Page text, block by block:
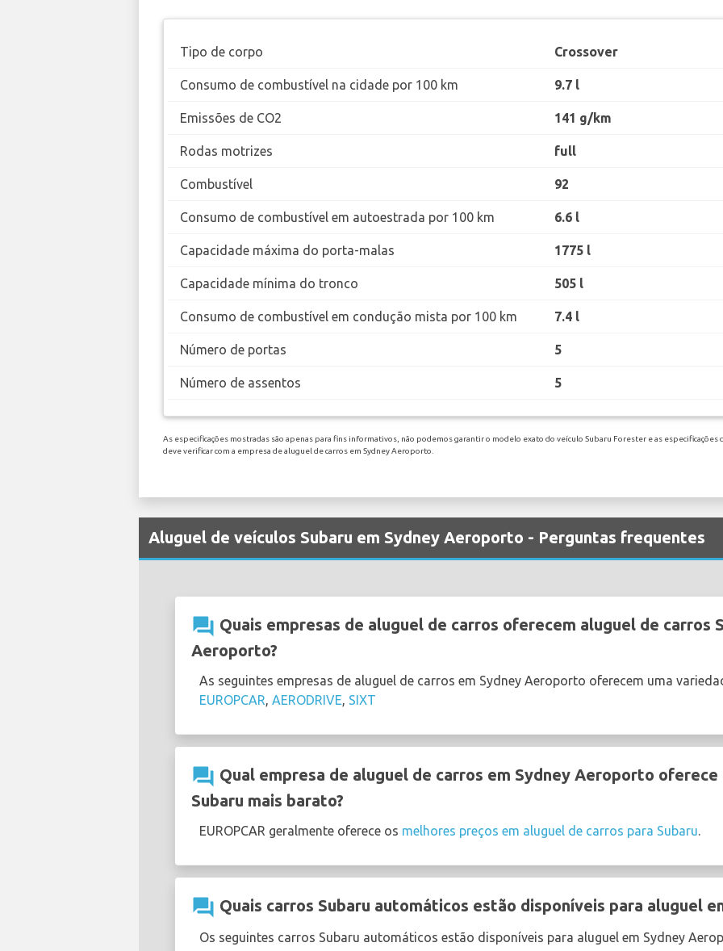
Tipo de corpo Crossover
Consumo de combustível na cidade por 100 km 9.7 l
Emissões de CO2 141 g/km
Rodas motrizes full
Combustível 92
Consumo de combustível em autoestrada por 100 km 6.6 l
Capacidade máxima do porta-malas 1775 l
Capacidade mínima do tronco 505 l
Consumo de combustível em condução mista por 100 km 7.4 l
Número de portas 5
Número de assentos 5
As especificações mostradas são apenas para fins informativos, não podemos garantir o modelo exato do veículo Subaru Forester e as especificações
deve verificar com a empresa de aluguel de carros em Sydney Aeroporto.
Aluguel de veículos Subaru em Sydney Aeroporto - Perguntas frequentes
question_answer Quais empresas de aluguel de carros oferecem aluguel de carros
Aeroporto?
As seguintes empresas de aluguel de carros em Sydney Aeroporto oferecem uma
EUROPCAR, AERODRIVE, SIXT
question_answer Qual empresa de aluguel de carros em Sydney Aeroporto
Subaru mais barato?
EUROPCAR geralmente oferece os melhores preços em aluguel de carros para Subaru.
question_answer Quais carros Subaru automáticos estão disponíveis para aluguel
Os seguintes carros Subaru automáticos estão disponíveis para aluguel em Sydney